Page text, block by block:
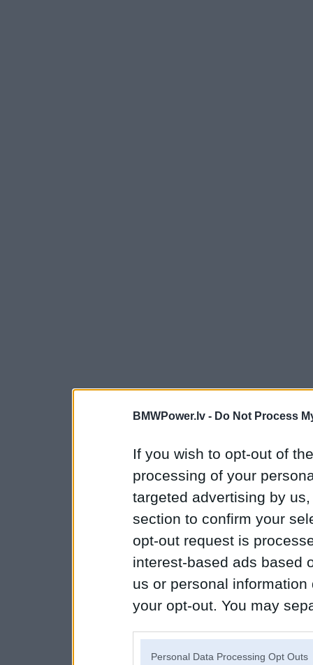
BMWPower.lv - Do Not Process
If you wish to opt-out of
processing of your
targeted advertising by
section to confirm your
opt-out request is
interest-based ads based
us or personal
your opt-out. You may
Personal Data Processing Opt Outs